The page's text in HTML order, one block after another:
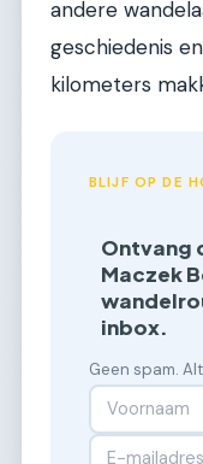
andere
geschiedenis
kilometers
BLIJF OP DE
Ontvang
Maczek
inbox.
Geen spam.